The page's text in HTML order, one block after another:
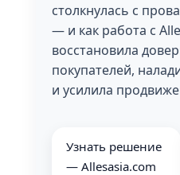
столкнулась с
— и как работа с
восстановила
покупателей,
и усилила
Узнать решение
— Allesasia.com